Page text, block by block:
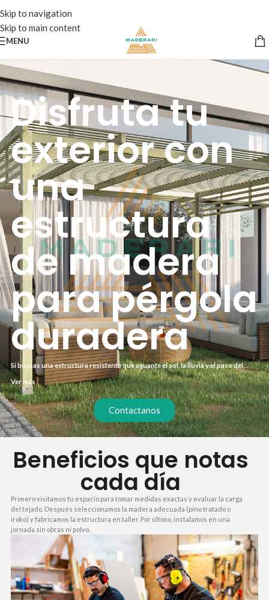
Skip to navigation
Skip to main content
MENU
Disfruta tu
exterior con
una
estructura
de madera
para pérgola
duradera
Si buscas una estructura resistente que aguante el sol, la lluvia y el paso del
tiempo sin perder su aspecto, esta solución es para ti. Ideal para terrazas,
jardines o zonas de paso donde la madera tiene que rendir al máximo.
Ver más
Contactanos
Beneficios que notas
cada día
Primero visitamos tu espacio para tomar medidas exactas y evaluar la carga
del tejado. Después seleccionamos la madera adecuada (pino tratado o
iroko) y fabricamos la estructura en taller. Por último, instalamos en una
jornada sin obras ni polvo.